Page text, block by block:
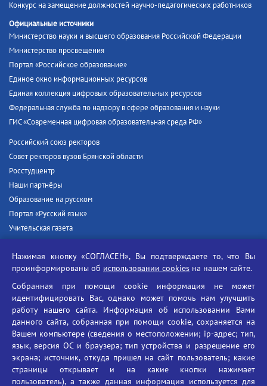
Конкурс на замещение должностей научно-педагогических работников
Официальные источники
Министерство науки и высшего образования Российской Федерации
Министерство просвещения
Портал «Российское образование»
Единое окно информационных ресурсов
Единая коллекция цифровых образовательных ресурсов
Федеральная служба по надзору в сфере образования и науки
ГИС «Современная цифровая образовательная среда РФ»
Российский союз ректоров
Совет ректоров вузов Брянской области
Росстудцентр
Наши партнёры
Образование на русском
Портал «Русский язык»
Учительская газета
Единый портал государственных услуг
Противодействие угрозам информационной безопасности
Социальные ролики - Генеральная прокуратура РФ
Противодействие коррупции
БГУ против наркотиков
Брянский государственный университет
имени академика И.Г. Петровского
Нажимая кнопку «СОГЛАСЕН», Вы подтверждаете то, что Вы
проинформированы об использовании cookies на нашем сайте.
Собранная при помощи cookie информация не может
идентифицировать Вас, однако может помочь нам улучшить
работу нашего сайта. Информация об использовании Вами
данного сайта, собранная при помощи cookie, сохраняется на
Вашем компьютере (сведения о местоположении; ip-адрес; тип,
язык, версия ОС и браузера; тип устройства и разрешение его
экрана; источник, откуда пришел на сайт пользователь; какие
страницы открывает и на какие кнопки нажимает
пользователь), а также данная информация используется для